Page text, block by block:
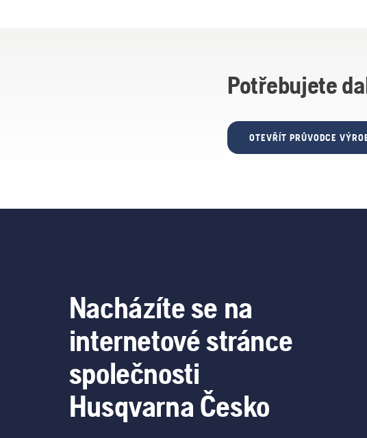
Potřebujete
OTEVŘÍT PRŮVODCE
Nacházíte se na
internetové stránce
společnosti
Husqvarna Česko